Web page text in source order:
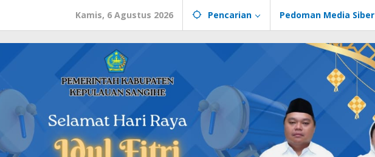
Kamis, 6 Agustus 2026 Pencarian Pedoman Media Siber